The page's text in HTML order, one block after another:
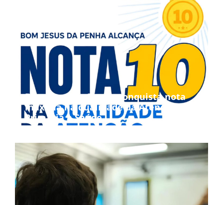
Bom Jesus da Penha conquista nota
máxima na qualidade da Atenção
Primária à Saúde